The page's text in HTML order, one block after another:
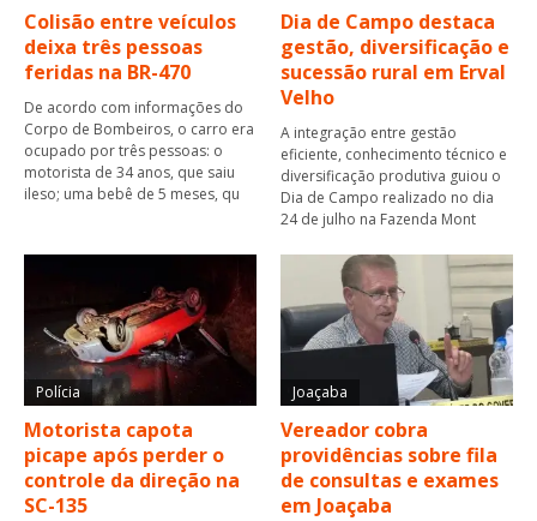
Colisão entre veículos
deixa três pessoas
feridas na BR-470
De acordo com informações do
Corpo de Bombeiros, o carro era
ocupado por três pessoas: o
motorista de 34 anos, que saiu
ileso; uma bebê de 5 meses, qu
Dia de Campo destaca
gestão, diversificação e
sucessão rural em Erval
Velho
A integração entre gestão
eficiente, conhecimento técnico e
diversificação produtiva guiou o
Dia de Campo realizado no dia
24 de julho na Fazenda Mont
Polícia
Motorista capota
picape após perder o
controle da direção na
SC-135
Joaçaba
Vereador cobra
providências sobre fila
de consultas e exames
em Joaçaba